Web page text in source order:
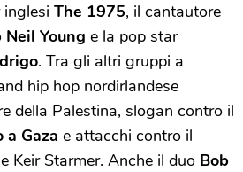
The 1975, il cantautore
Neil Young e la pop star
. Tra gli altri gruppi a
hip hop nordirlandese
della Palestina, slogan contro il
Gaza e attacchi contro il
Keir Starmer. Anche il duo Bob